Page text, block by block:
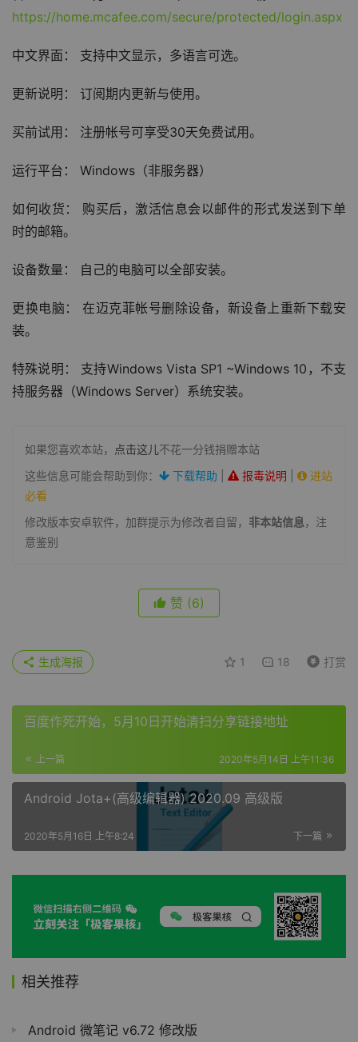
https://home.mcafee.com/secure/protected/login.aspx
中文界面： 支持中文显示，多语言可选。
更新说明： 订阅期内更新与使用。
买前试用： 注册帐号可享受30天免费试用。
运行平台： Windows（非服务器）
如何收货： 购买后，激活信息会以邮件的形式发送到下单
时的邮箱。
设备数量： 自己的电脑可以全部安装。
更换电脑： 在迈克菲帐号删除设备，新设备上重新下载安
装。
特殊说明： 支持Windows Vista SP1 ~Windows 10，不支
持服务器（Windows Server）系统安装。
如果您喜欢本站， 点击这儿不花一分钱捐赠本站
这些信息可能会帮助到你：
下载帮助 报毒说明
进站
必看
修改版本安卓软件，加群提示为修改者自留， 非本站信息，注
意鉴别
赞 (6)
1 18 打赏
生成海报
百度作死开始，5月10日开始清扫分享链接地址
上一篇 2020年5月14日 上午11:36
Android Jota+(高级编辑器) 2020.09 高级版
下一篇
2020年5月16日 上午8:24
相关推荐
Android 微笔记 v6.72 修改版